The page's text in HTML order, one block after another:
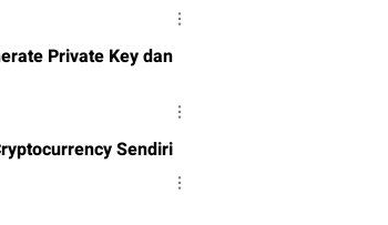
Private Key dan
Sendiri